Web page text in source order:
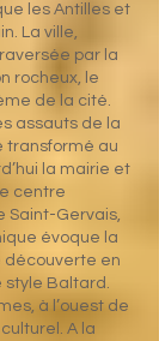
les Antilles et
La ville,
par la
rocheux, le
de la cité.
assauts de la
transformé au
la mairie et
centre
Saint-Gervais,
évoque la
découverte en
style Baltard.
à l’ouest de
A la